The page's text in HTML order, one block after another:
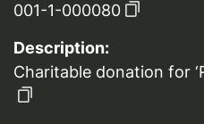
001-1-000080
Description:
Charitable donation for